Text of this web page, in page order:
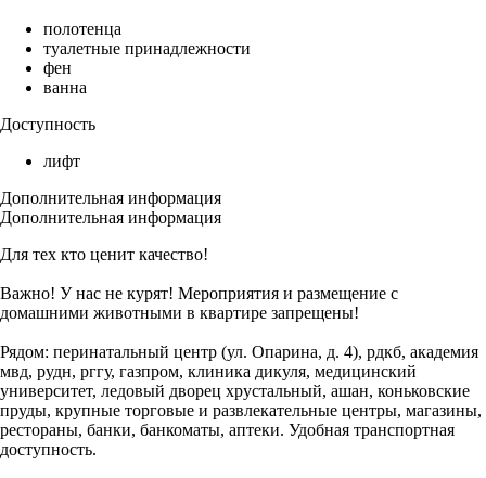
полотенца
туалетные принадлежности
фен
ванна
Доступность
лифт
Дополнительная информация
Дополнительная информация
Для тех кто ценит качество!
Важно! У нас не курят! Мероприятия и размещение с
домашними животными в квартире запрещены!
Рядом: перинатальный центр (ул. Опарина, д. 4), рдкб, академия
мвд, рудн, рггу, газпром, клиника дикуля, медицинский
университет, ледовый дворец хрустальный, ашан, коньковские
пруды, крупные торговые и развлекательные центры, магазины,
рестораны, банки, банкоматы, аптеки. Удобная транспортная
доступность.